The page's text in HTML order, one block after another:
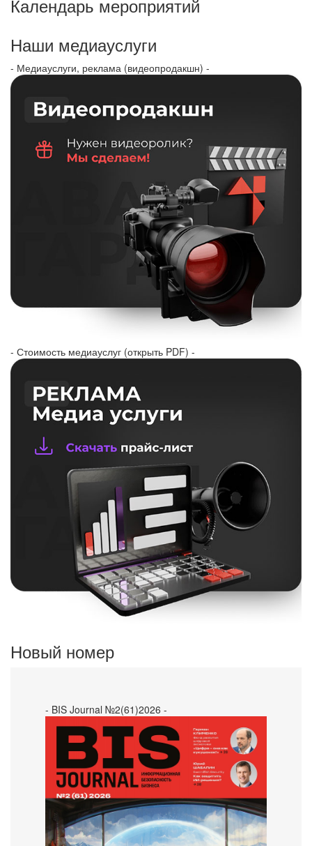
Календарь мероприятий
Наши медиауслуги
- Медиауслуги, реклама (видеопродакшн) -
- Стоимость медиауслуг (открыть PDF) -
Новый номер
- BIS Journal №2(61)2026 -